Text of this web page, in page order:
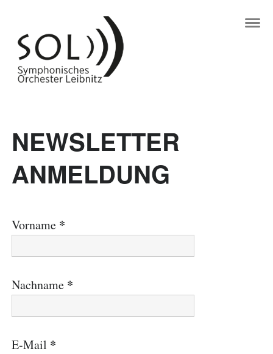
NEWSLETTER
ANMELDUNG
Vorname *
Nachname *
E-Mail *